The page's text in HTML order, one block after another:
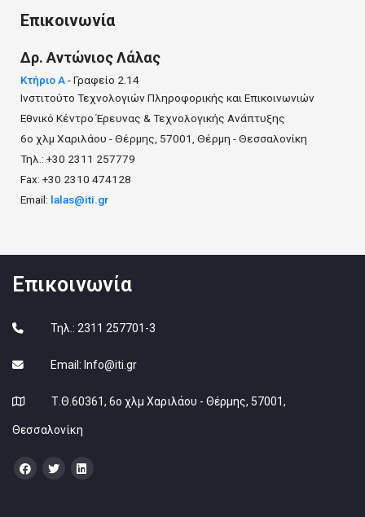
Επικοινωνία
Δρ. ΑντώνιοςΛάλας
Κτήριο Α- Γραφείο 2.14
Ινστιτούτο Τεχνολογιών Πληροφορικής και Επικοινωνιών
Εθνικό Κέντρο Έρευνας & Τεχνολογικής Ανάπτυξης
6ο χλμ Χαριλάου - Θέρμης, 57001, Θέρμη - Θεσσαλονίκη
Τηλ.: +30 2311 257779
Fax: +30 2310 474128
Email: lalas@iti.gr
Επικοινωνία
Τηλ.: 2311 257701-3
Email: Info@iti.gr
Τ.Θ.60361, 6ο χλμ Χαριλάου - Θέρμης, 57001,
Θεσσαλονίκη